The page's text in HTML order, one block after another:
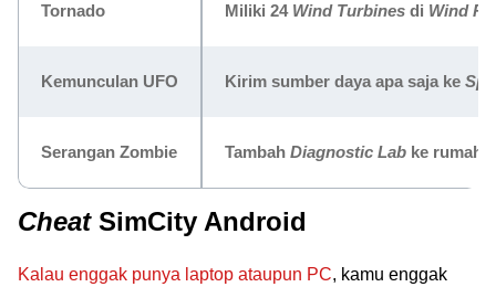
Tornado Miliki 24 Wind Turbines di Wind
Kemunculan UFO Kirim sumber daya apa saja ke
Serangan Zombie Tambah Diagnostic Lab ke rumah
CheatSimCity Android
Kalau enggak punya laptop ataupun PC, kamu enggak